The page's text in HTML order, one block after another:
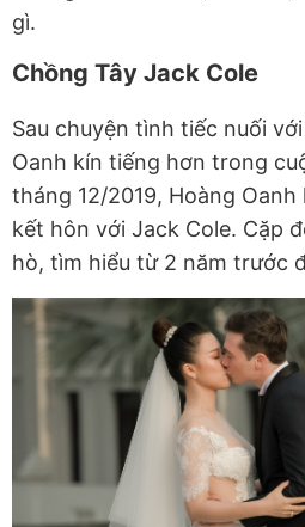
gì.
Chồng Tây Jack Cole
Sau chuyện tình tiếc nuối
Oanh kín tiếng hơn trong
tháng 12/2019, Hoàng
kết hôn với Jack Cole. Cặp
hò, tìm hiểu từ 2 năm trước